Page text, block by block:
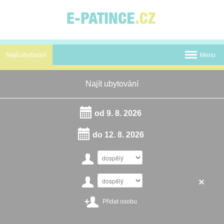
Najít ubytování
Novinky
Menu
Najít ubytování
od 9. 8. 2026
do 12. 8. 2026
Přidat osobu